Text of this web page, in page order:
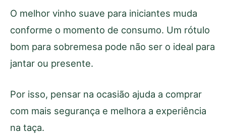
O melhor vinho suave para iniciantes muda
conforme o momento de consumo. Um rótulo
bom para sobremesa pode não ser o ideal para
jantar ou presente.
Por isso, pensar na ocasião ajuda a comprar
com mais segurança e melhora a experiência
na taça.